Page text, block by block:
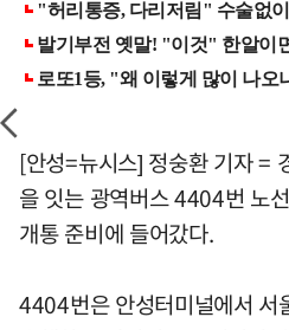
[안성=뉴시스] 정숭환 기자 =
을 잇는 광역버스 4404번 노
개통 준비에 들어갔다.
4404번은 안성터미널에서 서